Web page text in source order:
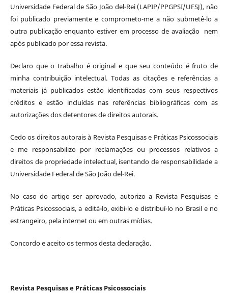
Universidade Federal de São João del-Rei (LAPIP/PPGPSI/UFSJ), não
foi publicado previamente e comprometo-me a não submetê-lo a
outra publicação enquanto estiver em processo de avaliação nem
após publicado por essa revista.
Declaro que o trabalho é original e que seu conteúdo é fruto de
minha contribuição intelectual. Todas as citações e referências a
materiais já publicados estão identificadas com seus respectivos
créditos e estão incluídas nas referências bibliográficas com as
autorizações dos detentores de direitos autorais.
Cedo os direitos autorais à Revista Pesquisas e Práticas Psicossociais
e me responsabilizo por reclamações ou processos relativos a
direitos de propriedade intelectual, isentando de responsabilidade a
Universidade Federal de São João del-Rei.
No caso do artigo ser aprovado, autorizo a Revista Pesquisas e
Práticas Psicossociais, a editá-lo, exibi-lo e distribuí-lo no Brasil e no
estrangeiro, pela internet ou em outras mídias.
Concordo e aceito os termos desta declaração.
Revista Pesquisas e Práticas Psicossociais